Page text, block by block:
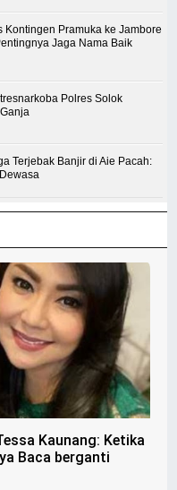
Pramuka ke Jambore
Jaga Nama Baik
Polres Solok
Terjebak Banjir di Aie Pacah:
Kaunang: Ketika
Baca berganti